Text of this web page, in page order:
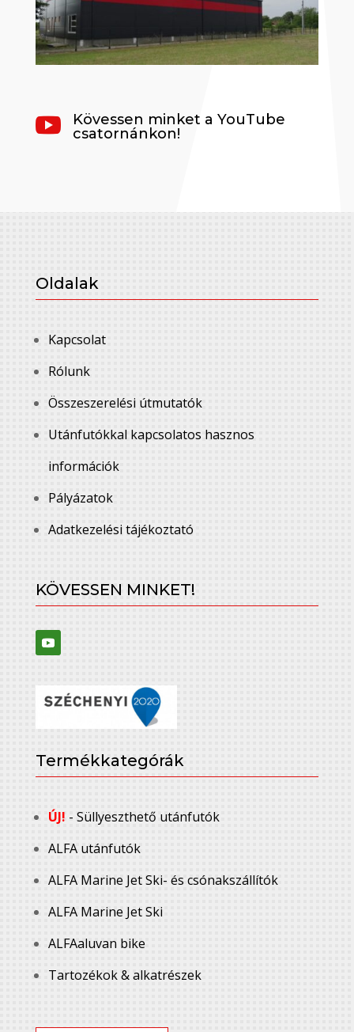

Kövessen minket a YouTube
csatornánkon!
Oldalak
Kapcsolat
Rólunk
Összeszerelési útmutatók
Utánfutókkal kapcsolatos hasznos
információk
Pályázatok
Adatkezelési tájékoztató
KÖVESSEN MINKET!
Termékkategórák
ÚJ! - Süllyeszthető utánfutók
ALFA utánfutók
ALFA Marine Jet Ski- és csónakszállítók
ALFA Marine Jet Ski
ALFAaluvan bike
Tartozékok & alkatrészek